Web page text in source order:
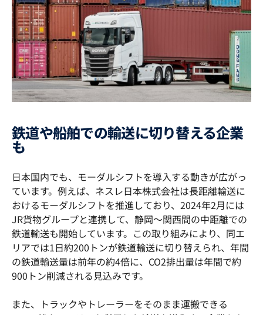
鉄道や船舶での輸送に切り替える企業
も
日本国内でも、モーダルシフトを導入する動きが広がっ
ています。例えば、ネスレ日本株式会社は長距離輸送に
おけるモーダルシフトを推進しており、2024年2月には
JR貨物グループと連携して、静岡～関西間の中距離での
鉄道輸送も開始しています。この取り組みにより、同エ
リアでは1日約200トンが鉄道輸送に切り替えられ、年間
の鉄道輸送量は前年の約4倍に、CO2排出量は年間で約
900トン削減される見込みです。
また、トラックやトレーラーをそのまま運搬できる